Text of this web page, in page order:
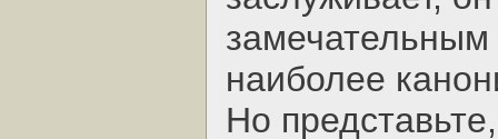
наиболее
Но